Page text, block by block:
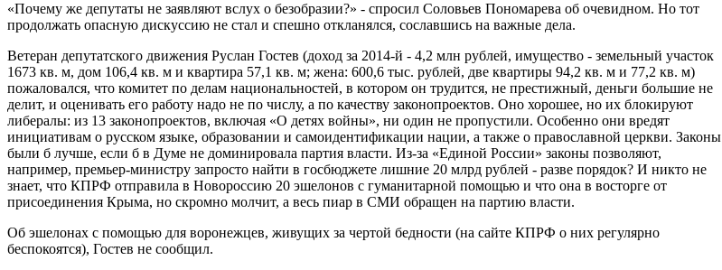
«Почему же депутаты не заявляют вслух о безобразии?» - спросил Соловьев Пономарева об очевидном. Но тот
продолжать опасную дискуссию не стал и спешно откланялся, сославшись на важные дела.
Ветеран депутатского движения Руслан Гостев (доход за 2014-й - 4,2 млн рублей, имущество - земельный участок
1673 кв. м, дом 106,4 кв. м и квартира 57,1 кв. м; жена: 600,6 тыс. рублей, две квартиры 94,2 кв. м и 77,2 кв. м)
пожаловался, что комитет по делам национальностей, в котором он трудится, не престижный, деньги большие не
делит, и оценивать его работу надо не по числу, а по качеству законопроектов. Оно хорошее, но их блокируют
либералы: из 13 законопроектов, включая «О детях войны», ни один не пропустили. Особенно они вредят
инициативам о русском языке, образовании и самоидентификации нации, а также о православной церкви. Законы
были б лучше, если б в Думе не доминировала партия власти. Из-за «Единой России» законы позволяют,
например, премьер-министру запросто найти в госбюджете лишние 20 млрд рублей - разве порядок? И никто не
знает, что КПРФ отправила в Новороссию 20 эшелонов с гуманитарной помощью и что она в восторге от
присоединения Крыма, но скромно молчит, а весь пиар в СМИ обращен на партию власти.
Об эшелонах с помощью для воронежцев, живущих за чертой бедности (на сайте КПРФ о них регулярно
беспокоятся), Гостев не сообщил.